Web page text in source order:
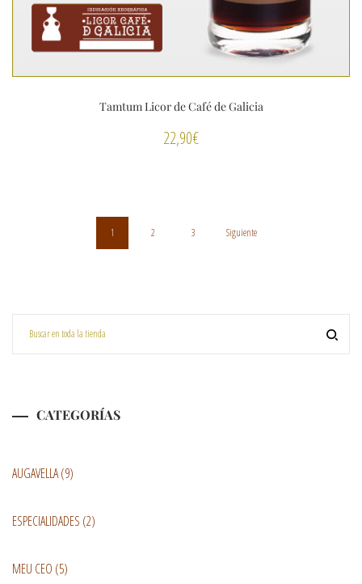
Tamtum Licor de Café de Galicia
22,90€
1 2 3 Siguiente
CATEGORÍAS
AUGAVELLA(9)
ESPECIALIDADES (2)
MEU CEO (5)